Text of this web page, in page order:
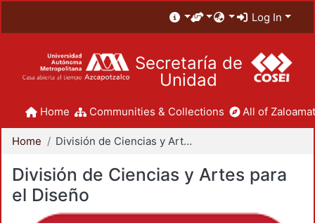
Log In
Secretaría de
Unidad
Home Communities & Collections All of
Home División de Ciencias y Artes para el Diseño
División de Ciencias y Artes para
el Diseño